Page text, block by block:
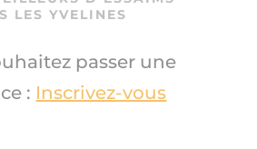
LES YVELINES
passer une
: Inscrivez-vous